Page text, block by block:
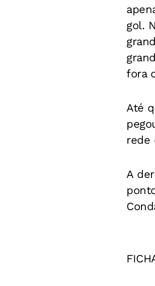
gol.
fora
Até
rede
A